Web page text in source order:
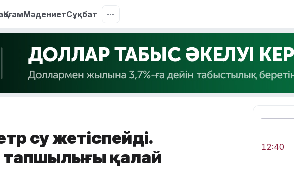
ҚоғамМәдениетСұқбат
су жетіспейді.
тапшылығы қалай
12:40